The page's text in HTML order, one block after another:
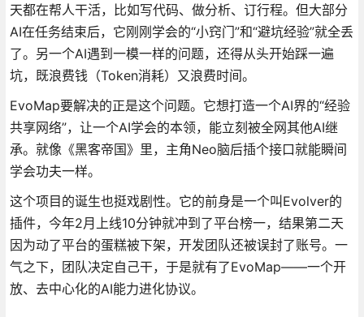
天都在帮人干活，比如写代码、做分析、订行程。但大部分
AI在任务结束后，它刚刚学会的“小窍门”和“避坑经验”就全丢
了。另一个AI遇到一模一样的问题，还得从头开始踩一遍
坑，既浪费钱（Token消耗）又浪费时间。
EvoMap要解决的正是这个问题。它想打造一个AI界的“经验
共享网络”，让一个AI学会的本领，能立刻被全网其他AI继
承。就像《黑客帝国》里，主角Neo脑后插个接口就能瞬间
学会功夫一样。
这个项目的诞生也挺戏剧性。它的前身是一个叫Evolver的
插件，今年2月上线10分钟就冲到了平台榜一，结果第二天
因为动了平台的蛋糕被下架，开发团队还被误封了账号。一
气之下，团队决定自己干，于是就有了EvoMap——一个开
放、去中心化的AI能力进化协议。